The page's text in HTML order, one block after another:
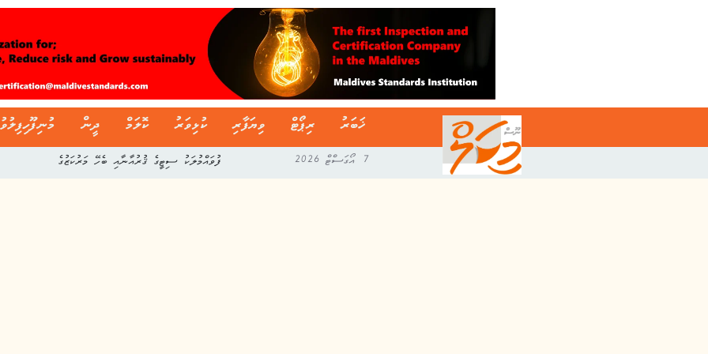
ޚަބަރު ރިޕޯޓް ވިޔަފާރި ކުޅިވަރު ކޮލަމް ދީން
7 އޯގަސްޓް 2026 ފުވައްމުލަކު ސިޓީގެ ޤުރުއާނާއި ބެހޭ މަރުކަޒުގެ